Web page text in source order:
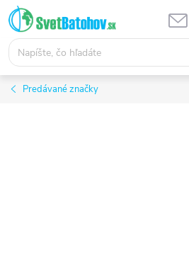
Prejsť
na
obsah
Predávané značky